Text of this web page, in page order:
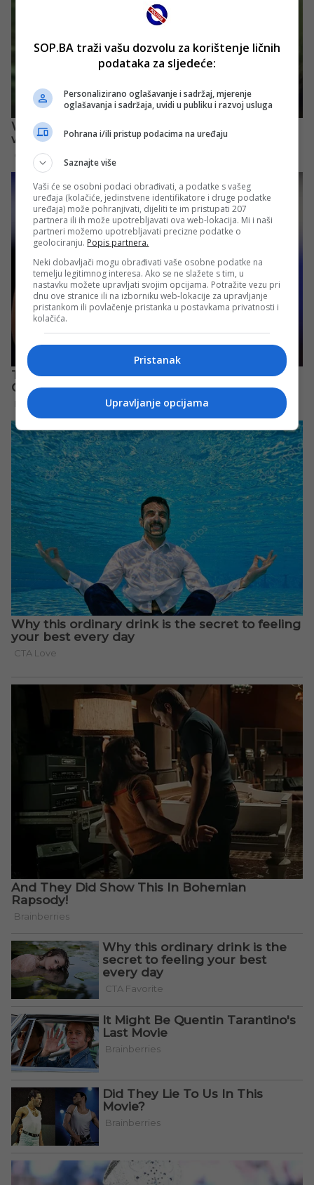
SOP.BA traži vašu dozvolu za korištenje ličnih
podataka za sljedeće:
Personalizirano oglašavanje i sadržaj, mjerenje
oglašavanja i sadržaja, uvidi u publiku i razvoj usluga
Pohrana i/ili pristup podacima na uređaju
Saznajte više
Vaši će se osobni podaci obrađivati, a podatke s vašeg
uređaja (kolačiće, jedinstvene identifikatore i druge podatke
uređaja) može pohranjivati, dijeliti te im pristupati 207
partnera ili ih može upotrebljavati ova web-lokacija. Mi i naši
partneri možemo upotrebljavati precizne podatke o
geolociranju. Popis partnera.
Neki dobavljači mogu obrađivati vaše osobne podatke na
temelju legitimnog interesa. Ako se ne slažete s tim, u
nastavku možete upravljati svojim opcijama. Potražite vezu pri
dnu ove stranice ili na izborniku web-lokacije za upravljanje
pristankom ili povlačenje pristanka u postavkama privatnosti i
kolačića.
Pristanak
Upravljanje opcijama